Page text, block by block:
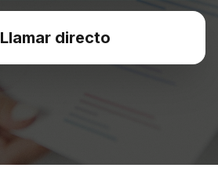
Llamar directo